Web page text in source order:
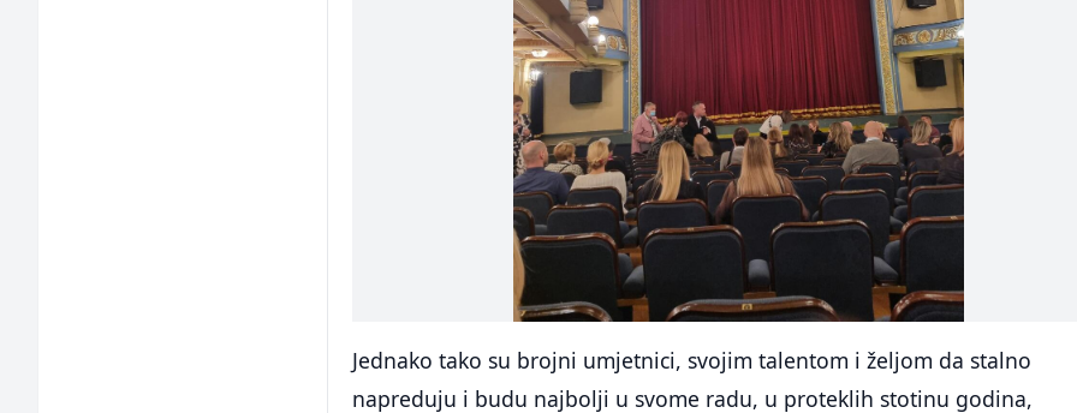
Jednako tako su brojni umjetnici, svojim talentom i željom da stalno
napreduju i budu najbolji u svome radu, u proteklih stotinu godina,